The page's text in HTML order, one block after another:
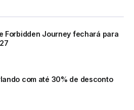
Forbidden Journey fechará para
com até 30% de desconto